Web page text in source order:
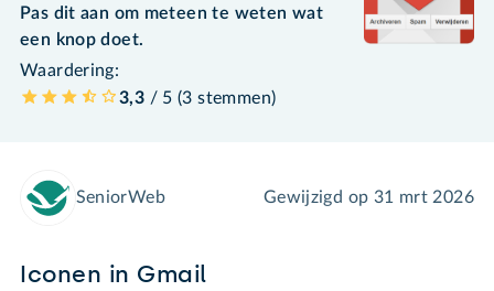
Pas dit aan om meteen te weten wat
een knop doet.
Waardering:
3,3 / 5 (3 stemmen)
SeniorWeb Gewijzigd op 31 mrt 2026
Iconen in Gmail